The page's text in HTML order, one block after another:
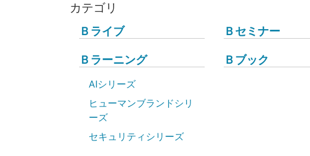
カテゴリ
Ｂライブ
Ｂセミナー
Ｂラーニング
AIシリーズ
ヒューマンブランドシリ
ーズ
セキュリティシリーズ
Ｂブック